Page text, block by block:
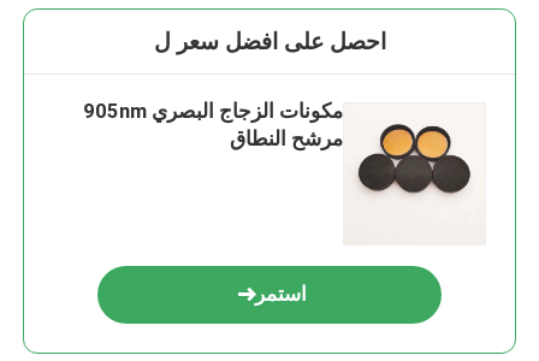
احصل على افضل سعر ل
مكونات الزجاج البصري 905nm
مرشح النطاق
استمر